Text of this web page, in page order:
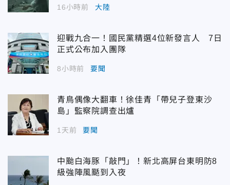
16小時前 大陸
迎戰九合一！國民黨精選4位新發言人 7日
正式公布加入團隊
8小時前 要聞
青鳥偶像大翻車！徐佳青「帶兒子登東沙
島」監察院調查出爐
1天前 要聞
中颱白海豚「敲門」！新北高屏台東明防8
級強陣風颳到入夜